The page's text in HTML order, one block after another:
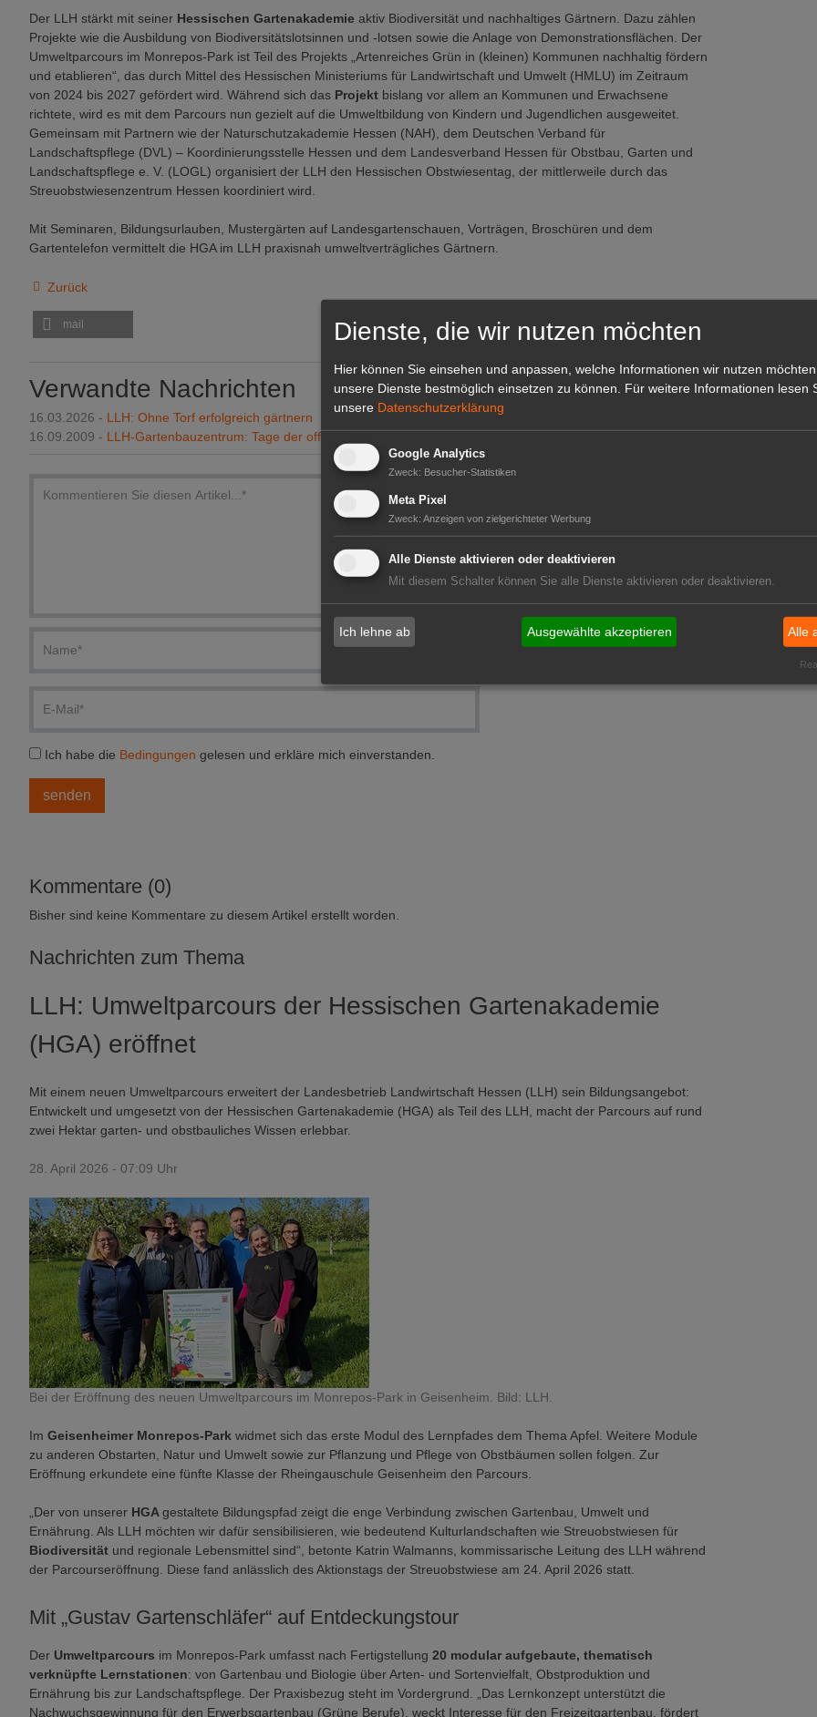
Der LLH stärkt mit seiner Hessischen Gartenakademie aktiv Biodiversität und nachhaltiges Gärtnern. Dazu zählen
Projekte wie die Ausbildung von Biodiversitätslotsinnen und -lotsen sowie die Anlage von Demonstrationsflächen. Der
Umweltparcours im Monrepos-Park ist Teil des Projekts „Artenreiches Grün in (kleinen) Kommunen nachhaltig fördern
und etablieren“, das durch Mittel des Hessischen Ministeriums für Landwirtschaft und Umwelt (HMLU) im Zeitraum
von 2024 bis 2027 gefördert wird. Während sich das Projekt bislang vor allem an Kommunen und Erwachsene
richtete, wird es mit dem Parcours nun gezielt auf die Umweltbildung von Kindern und Jugendlichen ausgeweitet.
Gemeinsam mit Partnern wie der Naturschutzakademie Hessen (NAH), dem Deutschen Verband für
Landschaftspflege (DVL) – Koordinierungsstelle Hessen und dem Landesverband Hessen für Obstbau, Garten und
Landschaftspflege e. V. (LOGL) organisiert der LLH den Hessischen Obstwiesentag, der mittlerweile durch das
Streuobstwiesenzentrum Hessen koordiniert wird.
Mit Seminaren, Bildungsurlauben, Mustergärten auf Landesgartenschauen, Vorträgen, Broschüren und dem
Gartentelefon vermittelt die HGA im LLH praxisnah umweltverträgliches Gärtnern.
Zurück
mail
Verwandte Nachrichten
16.03.2026 - LLH: Ohne Torf erfolgreich gärtnern
16.09.2009 - LLH-Gartenbauzentrum: Tage der offenen Tür
Ich habe die Bedingungen gelesen und erkläre mich einverstanden.
Kommentare (0)
Bisher sind keine Kommentare zu diesem Artikel erstellt worden.
Nachrichten zum Thema
LLH: Umweltparcours der Hessischen Gartenakademie
(HGA) eröffnet
Mit einem neuen Umweltparcours erweitert der Landesbetrieb Landwirtschaft Hessen (LLH) sein Bildungsangebot:
Entwickelt und umgesetzt von der Hessischen Gartenakademie (HGA) als Teil des LLH, macht der Parcours auf rund
zwei Hektar garten- und obstbauliches Wissen erlebbar.
28. April 2026 - 07:09 Uhr
Bei der Eröffnung des neuen Umweltparcours im Monrepos-Park in Geisenheim. Bild: LLH.
Im Geisenheimer Monrepos-Park widmet sich das erste Modul des Lernpfades dem Thema Apfel. Weitere Module
zu anderen Obstarten, Natur und Umwelt sowie zur Pflanzung und Pflege von Obstbäumen sollen folgen. Zur
Eröffnung erkundete eine fünfte Klasse der Rheingauschule Geisenheim den Parcours.
„Der von unserer HGA gestaltete Bildungspfad zeigt die enge Verbindung zwischen Gartenbau, Umwelt und
Ernährung. Als LLH möchten wir dafür sensibilisieren, wie bedeutend Kulturlandschaften wie Streuobstwiesen für
Biodiversität und regionale Lebensmittel sind“, betonte Katrin Walmanns, kommissarische Leitung des LLH während
der Parcourseröffnung. Diese fand anlässlich des Aktionstags der Streuobstwiese am 24. April 2026 statt.
Mit „Gustav Gartenschläfer“ auf Entdeckungstour
Der Umweltparcours im Monrepos-Park umfasst nach Fertigstellung 20 modular aufgebaute, thematisch
verknüpfte Lernstationen: von Gartenbau und Biologie über Arten- und Sortenvielfalt, Obstproduktion und
Ernährung bis zur Landschaftspflege. Der Praxisbezug steht im Vordergrund. „Das Lernkonzept unterstützt die
Nachwuchsgewinnung für den Erwerbsgartenbau (Grüne Berufe), weckt Interesse für den Freizeitgartenbau, fördert
Dienste, die wir nutzen möchten
Hier können Sie einsehen und anpassen, welche Informationen wir nutzen
unsere Dienste bestmöglich einsetzen zu können.
Für weitere Informationen lesen
unsere Datenschutzerklärung
Google Analytics
Zweck: Besucher-Statistiken
Meta Pixel
Zweck: Anzeigen von zielgerichteter Werbung
Alle Dienste aktivieren oder deaktivieren
Mit diesem Schalter können Sie alle Dienste aktivieren oder deaktivieren.
Ich lehne ab Ausgewählte akzeptieren Alle